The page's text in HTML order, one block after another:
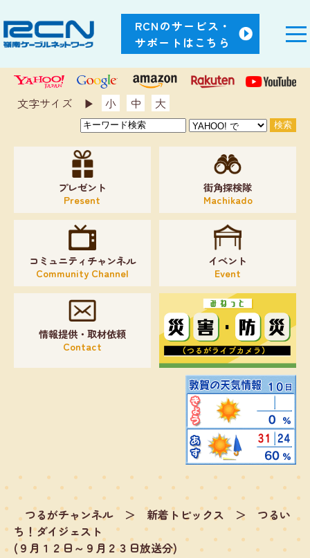
RCNのサービス・
サポートはこちら
文字サイズ ▶︎ 小 中 大
プレゼント
Present
街角探検隊
Machikado
コミュニティチャンネル
Community Channel
イベント
Event
情報提供・取材依頼
Contact
つるがチャンネル ＞ 新着トピックス ＞
つるい
ち！ダイジェスト
(９月１２日～９月２３日放送分)